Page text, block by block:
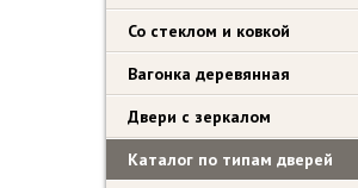
Со стеклом и ковкой
Вагонка деревянная
Двери с зеркалом
Каталог по типам дверей